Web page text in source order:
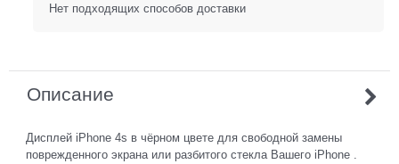
Нет подходящих способов доставки
Описание
Дисплей iPhone 4s в чёрном цвете для свободной замены
поврежденного экрана или разбитого стекла Вашего iPhone .